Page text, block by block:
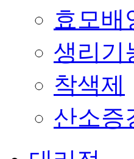
효모배
생리기
착색제
산소증